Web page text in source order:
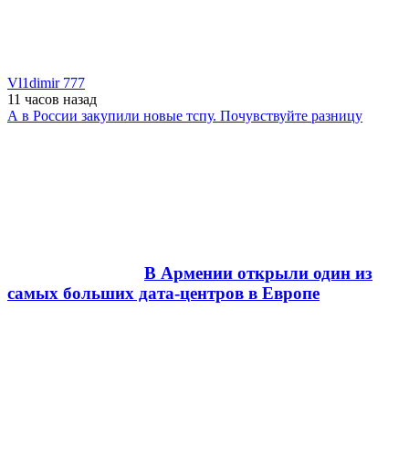
Vl1dimir 777
11 часов назад
А в России закупили новые тспу. Почувствуйте разницу
В Армении открыли один из
самых больших дата-центров в Европе